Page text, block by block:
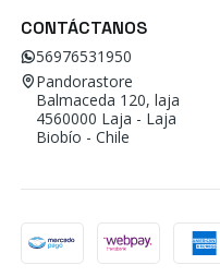
CONTÁCTANOS
56976531950
Pandorastore
Balmaceda 120, laja
4560000 Laja - Laja
Biobío - Chile